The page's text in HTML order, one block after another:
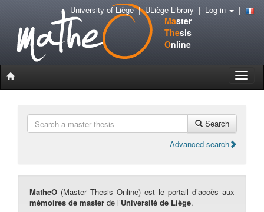
Master
Thesis
Online
Toggle
University of Liège|ULiège Library | Log in |
Search
Advanced search
MatheO (Master Thesis Online) est le portail d’accès aux
mémoires de master de l’Université de Liège.